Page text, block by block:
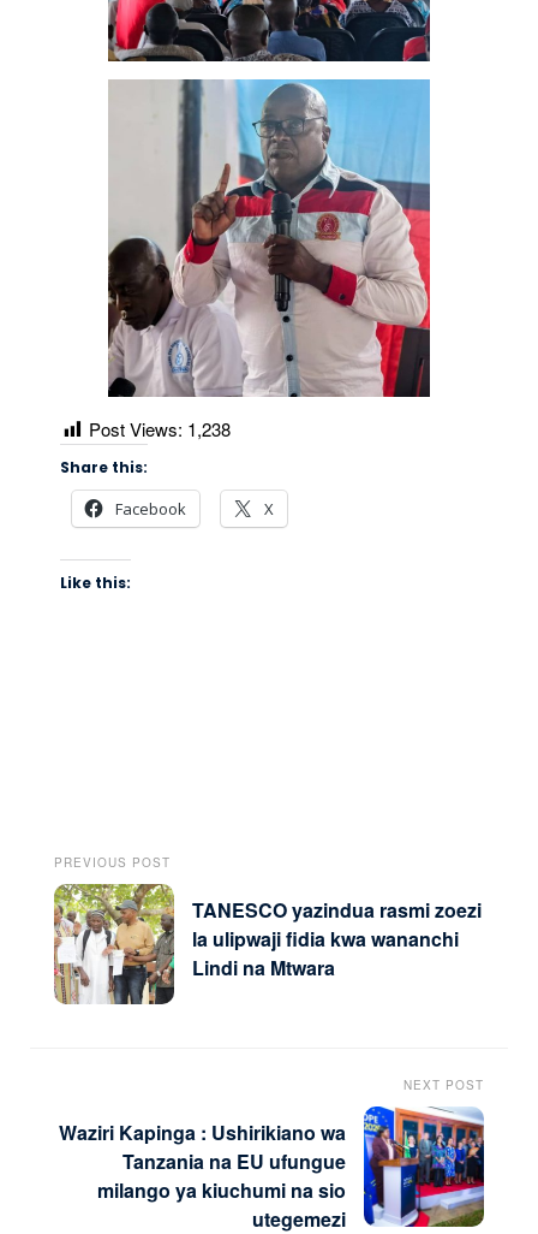
Post Views: 1,238
Share this:
Facebook X
Like this:
PREVIOUS POST
TANESCO yazindua rasmi zoezi
la ulipwaji fidia kwa wananchi
Lindi na Mtwara
NEXT POST
Waziri Kapinga : Ushirikiano wa
Tanzania na EU ufungue
milango ya kiuchumi na sio
utegemezi